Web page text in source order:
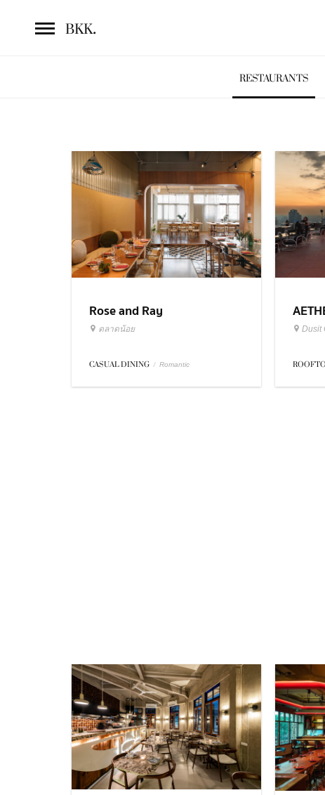
BKK.
RESTAURANTS
Rose and Ray
ตลาดน้อย
CASUAL DINING / Romantic
Dusit